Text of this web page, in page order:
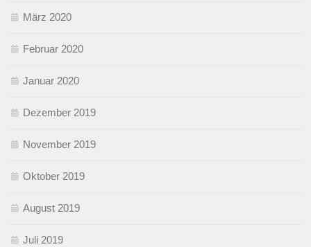
März 2020
Februar 2020
Januar 2020
Dezember 2019
November 2019
Oktober 2019
August 2019
Juli 2019